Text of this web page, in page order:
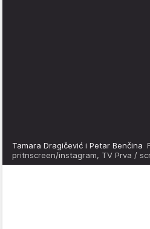
Tamara Dragičević i Petar Benčina
pritnscreen/instagram, TV Prva /